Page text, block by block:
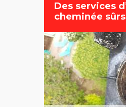
Des services
cheminée